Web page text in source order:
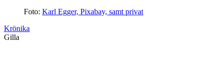
Foto: Karl Egger, Pixabay, samt privat
Krönika
Gilla